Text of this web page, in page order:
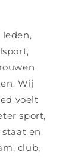
leden,
Wij
voelt
sport,
en
club,